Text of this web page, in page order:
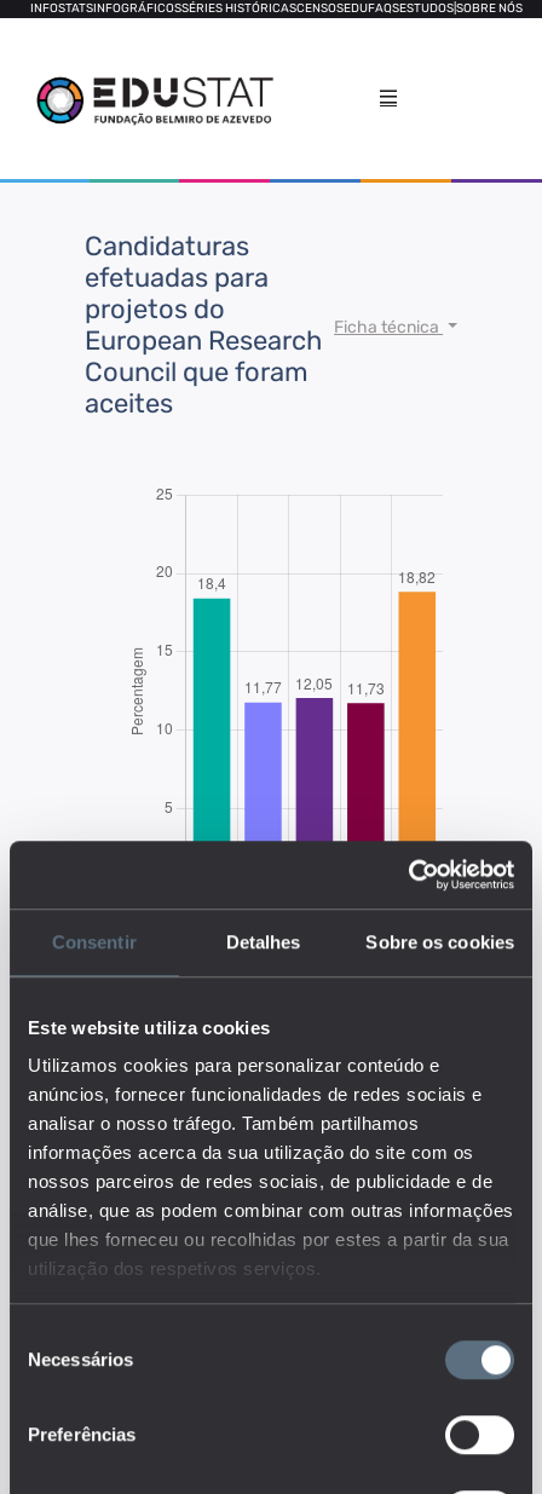
Consentir Detalhes Sobre os cookies
Este website utiliza cookies
Utilizamos cookies para personalizar conteúdo e
anúncios, fornecer funcionalidades de redes sociais e
analisar o nosso tráfego. Também partilhamos
informações acerca da sua utilização do site com os
nossos parceiros de redes sociais, de publicidade e de
análise, que as podem combinar com outras informações
que lhes forneceu ou recolhidas por estes a partir da sua
utilização dos respetivos serviços.
Necessários
Preferências
INFOSTATSINFOGRÁFICOSSÉRIES HISTÓRICASCENSOSEDUFAQSESTUDOSSOBRE NÓS
Candidaturas
efetuadas para
projetos do
European Research
Council que foram
aceites
Ficha técnica
Descrição:
O Indicador representa as
candidaturas realizadas para
Council que foi aceite. É um
indicador de quanto as IES
Portugueses estão preparadas
para.
conjunto que responde às
instituições de educação na